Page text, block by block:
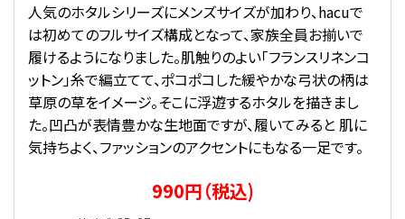
人気のホタルシリーズにメンズサイズが加わり、hacuで
は初めてのフルサイズ構成となって、家族全員お揃いで
履けるようになりました。肌触りのよい「フランスリネンコ
ットン」糸で編立てて、ポコポコした緩やかな弓状の柄は
草原の草をイメージ。そこに浮遊するホタルを描きまし
た。凹凸が表情豊かな生地面ですが、履いてみると 肌に
気持ちよく、ファッションのアクセントにもなる一足です。
990円（税込)